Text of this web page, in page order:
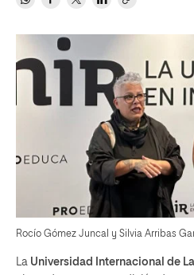
Rocío Gómez Juncal y Silvia Arribas
La Universidad Internacional de